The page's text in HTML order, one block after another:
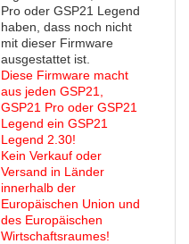
Pro oder GSP21 Legend
haben, dass noch nicht
mit dieser Firmware
ausgestattet ist.
Diese Firmware macht
aus jeden GSP21,
GSP21 Pro oder GSP21
Legend ein GSP21
Legend 2.30!
Kein Verkauf oder
Versand in Länder
innerhalb der
Europäischen Union und
des Europäischen
Wirtschaftsraumes!